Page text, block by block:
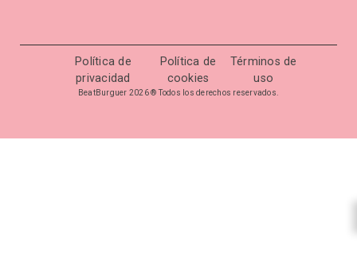
Política de
privacidad
Política de
cookies
Términos de
uso
BeatBurguer 2026 ® Todos los derechos reservados.